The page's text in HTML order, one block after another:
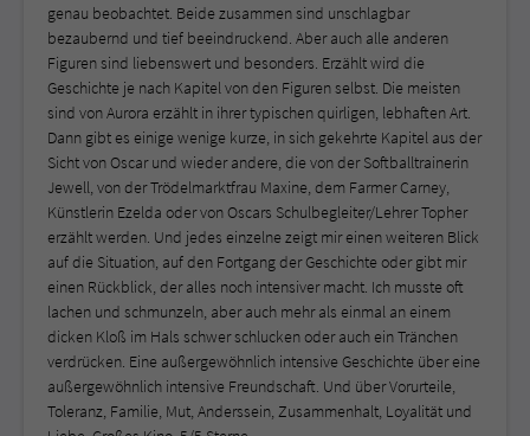
genau beobachtet. Beide zusammen sind unschlagbar
bezaubernd und tief beeindruckend. Aber auch alle anderen
Figuren sind liebenswert und besonders. Erzählt wird die
Geschichte je nach Kapitel von den Figuren selbst. Die meisten
sind von Aurora erzählt in ihrer typischen quirligen, lebhaften Art.
Dann gibt es einige wenige kurze, in sich gekehrte Kapitel aus der
Sicht von Oscar und wieder andere, die von der Softballtrainerin
Jewell, von der Trödelmarktfrau Maxine, dem Farmer Carney,
Künstlerin Ezelda oder von Oscars Schulbegleiter/Lehrer Topher
erzählt werden. Und jedes einzelne zeigt mir einen weiteren Blick
auf die Situation, auf den Fortgang der Geschichte oder gibt mir
einen Rückblick, der alles noch intensiver macht. Ich musste oft
lachen und schmunzeln, aber auch mehr als einmal an einem
dicken Kloß im Hals schwer schlucken oder auch ein Tränchen
verdrücken. Eine außergewöhnlich intensive Geschichte über eine
außergewöhnlich intensive Freundschaft. Und über Vorurteile,
Toleranz, Familie, Mut, Anderssein, Zusammenhalt, Loyalität und